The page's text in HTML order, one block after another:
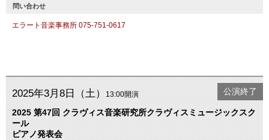
問い合わせ
エラート音楽事務所 075-751-0617
2025年3月8日（土）13:00開演
2025 第47回 クラヴィス音楽研究所クラヴィスミュージックスク
ール
ピアノ発表会
公演終了